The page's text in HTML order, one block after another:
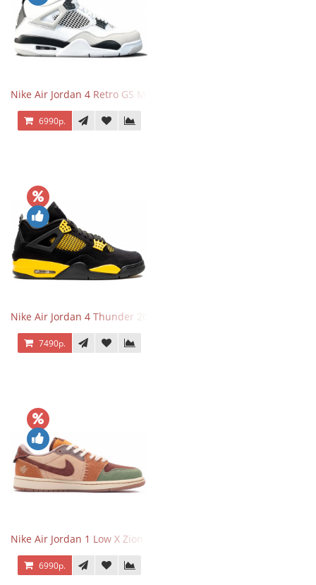
Nike Air Jordan 4 Retro GS Military Black
6990р.
Nike Air Jordan 4 Thunder 2023
7490р.
Nike Air Jordan 1 Low X Zion Williamson Voodoo
6990р.